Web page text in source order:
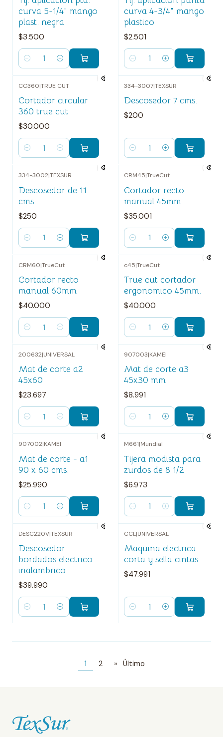
curva 5-1/4" mango
plast. negra
$3.500
Cantidad
curva 4-3/4" mango
plastico
$2.501
Cantidad
CC360|TRUE CUT
Cortador circular
360 true cut
$30.000
Cantidad
334-3007|TEXSUR
Descosedor 7 cms.
$200
Cantidad
334-3002|TEXSUR
Descosedor de 11
cms.
$250
Cantidad
CRM45|TrueCut
Cortador recto
manual 45mm
$35.001
Cantidad
CRM60|TrueCut
Cortador recto
manual 60mm
$40.000
Cantidad
c45|TrueCut
True cut cortador
ergonomico 45mm.
$40.000
Cantidad
200632|UNIVERSAL
Mat de corte a2
45x60
$23.697
Cantidad
907003|KAMEI
Mat de corte a3
45x30 mm
$8.991
Cantidad
907002|KAMEI
Mat de corte - a1
90 x 60 cms.
$25.990
Cantidad
M661|Mundial
Tijera modista para
zurdos de 8 1/2
$6.973
Cantidad
DESC220V|TEXSUR
Descosedor
bordados electrico
inalambrico
$39.990
Cantidad
CCL|UNIVERSAL
Maquina electrica
corta y sella cintas
$47.991
Cantidad
1 2 » Último